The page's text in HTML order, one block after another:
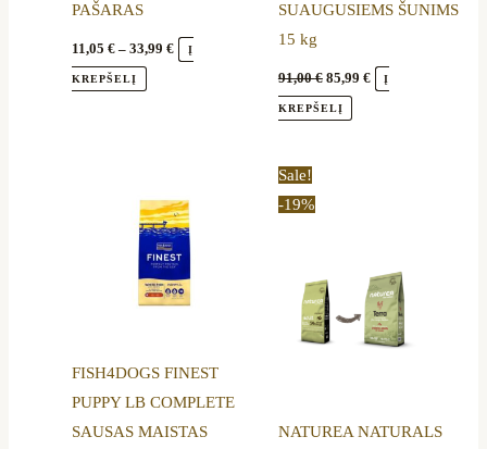
PAŠARAS
11,05€ – 33,99€ Į
KREPŠELĮ
SUAUGUSIEMS ŠUNIMS
15 kg
91,00€ 85,99 € Į
KREPŠELĮ
FISH4DOGS FINEST
PUPPY LB COMPLETE
SAUSAS MAISTAS
20,00 €
through
53,99 €
product
has
multiple
variants.
may
be
chosen
Sale!
-19%
NATUREA NATURALS
variants.
The
options
chosen